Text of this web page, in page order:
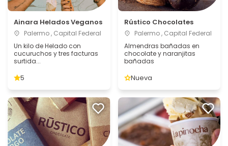
Ainara Helados Veganos
Palermo , Capital Federal
Un kilo de Helado con
cucuruchos y tres facturas
surtida...
5
Rústico Chocolates
Palermo , Capital Federal
Almendras bañadas en
chocolate y naranjitas
bañadas
Nueva